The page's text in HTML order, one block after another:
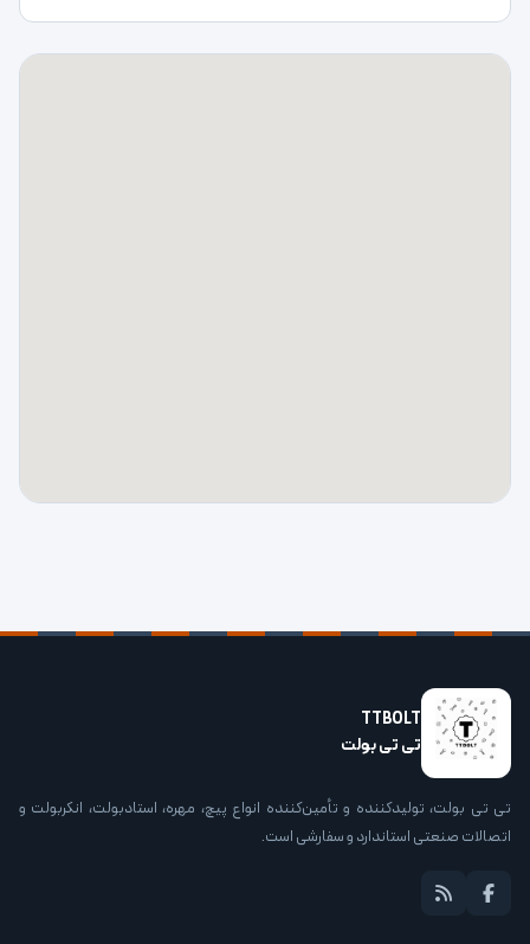
TTBOLT
تی تی بولت
تی تی بولت، تولیدکننده و تأمین‌کننده انواع پیچ، مهره، استادبولت، انکربولت و
اتصالات صنعتی استاندارد و سفارشی است.